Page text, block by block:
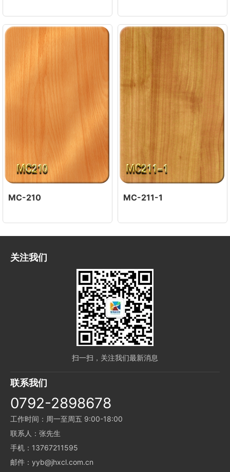
MC-210 MC-211-1
关注我们
扫一扫，关注我们最新消息
联系我们
0792-2898678
工作时间：周一至周五 9:00-18:00
联系人：张先生
手机：13767211595
邮件：yyb@jhxcl.com.cn